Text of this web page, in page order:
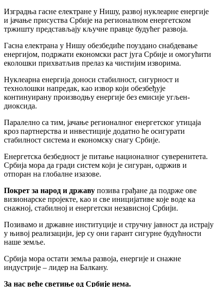
Изградња гасне електране у Нишу, развој нуклеарне енергије
и јачање присуства Србије на регионалном енергетском
тржишту представљају кључне правце будућег развоја.
Гасна електрана у Нишу обезбедиће поуздано снабдевање
енергијом, подржати економски раст југа Србије и омогућити
еколошки прихватљив прелаз ка чистијим изворима.
Нуклеарна енергија доноси стабилност, сигурност и
технолошки напредак, као извор који обезбеђује
континуирану производњу енергије без емисије угљен-
диоксида.
Паралелно са тим, јачање регионалног енергетског утицаја
кроз партнерства и инвестиције додатно ће осигурати
стабилност система и економску снагу Србије.
Енергетска безбедност је питање националног суверенитета.
Србија мора да гради систем који је сигуран, одржив и
отпоран на глобалне изазове.
Покрет за народ и државу позива грађане да подрже ове
визионарске пројекте, као и све иницијативе које воде ка
снажној, стабилној и енергетски независној Србији.
Позивамо и државне институције и стручну јавност да истрају
у њивој реализацији, јер су они гарант сигурне будућности
наше земље.
Србија мора остати земља развоја, енергије и снажне
индустрије – лидер на Балкану.
За нас веће светиње од Србије нема.